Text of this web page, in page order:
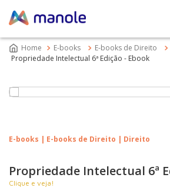
E-books E-books de Direito
Propriedade Intelectual 6ª Edição - Ebook
E-books | E-books de Direito | Direito
Propriedade Intelectual 6ª
Clique e veja!